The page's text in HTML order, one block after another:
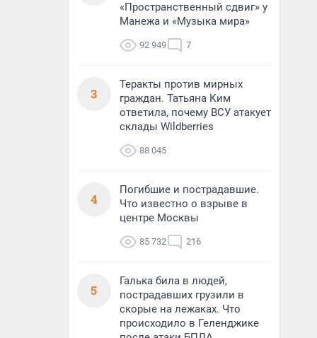
«Пространственный сдвиг» у
Манежа и «Музыка мира»
92 949 7
3
Теракты против мирных
граждан. Татьяна Ким
ответила, почему ВСУ атакует
склады Wildberries
88 045
4
Погибшие и пострадавшие.
Что известно о взрыве в
центре Москвы
85 732 216
5
Галька била в людей,
пострадавших грузили в
скорые на лежаках. Что
происходило в Геленджике